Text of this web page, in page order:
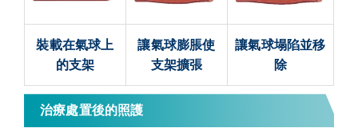
裝載在氣球上
的支架
讓氣球膨脹使
支架擴張
讓氣球塌陷並移
除
治療處置後的照護